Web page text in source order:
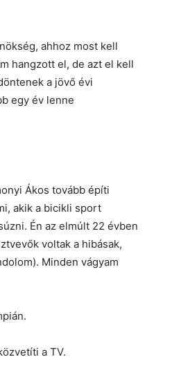
ahhoz most kell
hangzott el, de azt el kell
a jövő évi
egy év lenne
Ákos tovább építi
akik a bicikli sport
Én az elmúlt 22 évben
voltak a hibásak,
Minden vágyam
a TV.